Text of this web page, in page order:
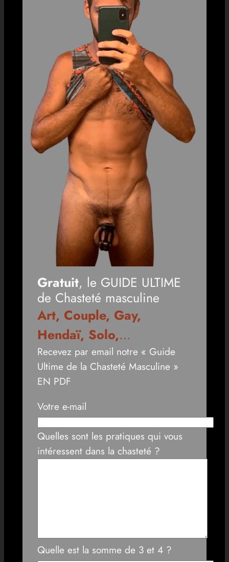
Gratuit, le GUIDE ULTIME
de Chasteté masculine
Art, Couple, Gay,
Hendaï, Solo,…
Recevez par email notre « Guide
Ultime de la Chasteté Masculine »
EN PDF
Votre e-mail
Quelles sont les pratiques qui vous
intéressent dans la chasteté ?
Quelle est la somme de 3 et 4 ?